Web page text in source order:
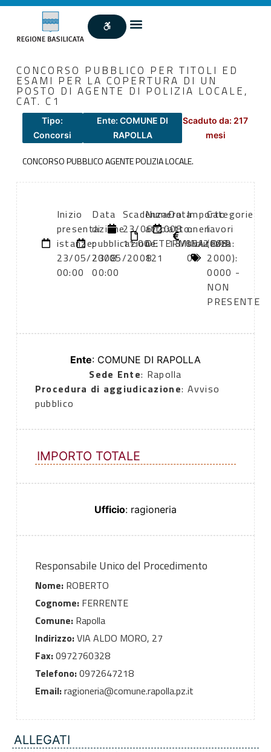
CONCORSO PUBBLICO PER TITOLI ED
ESAMI PER LA COPERTURA DI UN
POSTO DI AGENTE DI POLIZIA LOCALE,
CAT. C1
Tipo:
Concorsi
Ente: COMUNE DI
RAPOLLA
Scaduto da: 217
mesi
CONCORSO PUBBLICO AGENTE POLIZIA LOCALE.
Inizio
presentazione
istanze:
23/05/2008
00:00
Data
di
pubblicazione:
23/05/2008
00:00
Scadenza:
23/06/2008
11:00
Numero
atto:
DETERMINA
121
Data
atto:
13/05/2008
Importo
oneri
sicurezza:
0
Categorie
lavori
(DPR
2000):
0000 -
NON
PRESENTE
Ente: COMUNE DI RAPOLLA
Sede Ente: Rapolla
Procedura di aggiudicazione: Avviso
pubblico
IMPORTO TOTALE
Ufficio: ragioneria
Responsabile Unico del Procedimento
Nome:ROBERTO
Cognome:FERRENTE
Comune:Rapolla
Indirizzo:VIA ALDO MORO, 27
Fax:0972760328
Telefono:0972647218
Email:ragioneria@comune.rapolla.pz.it
ALLEGATI